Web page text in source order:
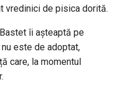
vredinici de pisica dorită.
îi așteaptă pe
este de adoptat,
care, la momentul